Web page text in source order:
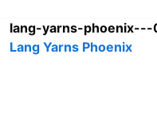
lang-yarns-phoenix---
Lang Yarns Phoenix